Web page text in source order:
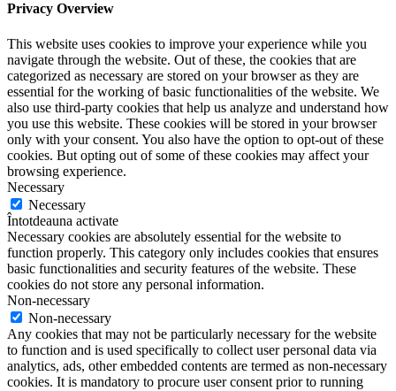
Privacy Overview
This website uses cookies to improve your experience while you
navigate through the website. Out of these, the cookies that are
categorized as necessary are stored on your browser as they are
essential for the working of basic functionalities of the website. We
also use third-party cookies that help us analyze and understand how
you use this website. These cookies will be stored in your browser
only with your consent. You also have the option to opt-out of these
cookies. But opting out of some of these cookies may affect your
browsing experience.
Necessary
Necessary
Întotdeauna activate
Necessary cookies are absolutely essential for the website to
function properly. This category only includes cookies that ensures
basic functionalities and security features of the website. These
cookies do not store any personal information.
Non-necessary
Non-necessary
Any cookies that may not be particularly necessary for the website
to function and is used specifically to collect user personal data via
analytics, ads, other embedded contents are termed as non-necessary
cookies. It is mandatory to procure user consent prior to running